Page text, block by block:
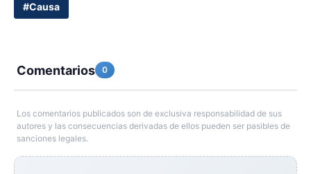
#Causa
Comentarios 0
Los comentarios publicados son de exclusiva responsabilidad de sus
autores y las consecuencias derivadas de ellos pueden ser pasibles de
sanciones legales.